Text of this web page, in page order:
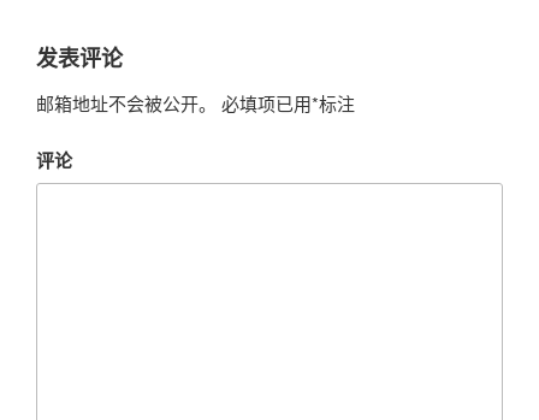
发表评论
邮箱地址不会被公开。 必填项已用*标注
评论